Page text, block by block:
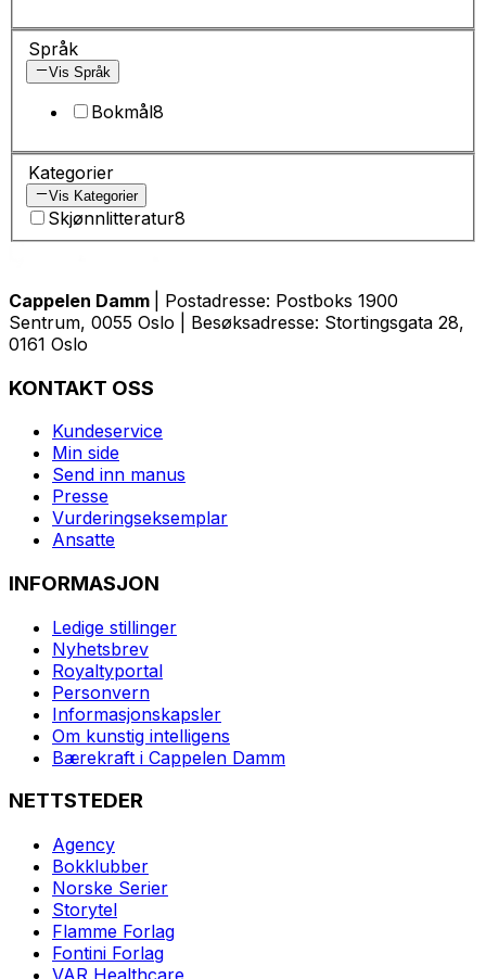
Språk
Vis Språk
Bokmål8
Kategorier
Vis Kategorier
Skjønnlitteratur8
Cappelen Damm
| Postadresse: Postboks 1900
Sentrum, 0055 Oslo | Besøksadresse: Stortingsgata 28,
0161 Oslo
KONTAKT OSS
Kundeservice
Min side
Send inn manus
Presse
Vurderingseksemplar
Ansatte
INFORMASJON
Ledige stillinger
Nyhetsbrev
Royaltyportal
Personvern
Informasjonskapsler
Om kunstig intelligens
Bærekraft i Cappelen Damm
NETTSTEDER
Agency
Bokklubber
Norske Serier
Storytel
Flamme Forlag
Fontini Forlag